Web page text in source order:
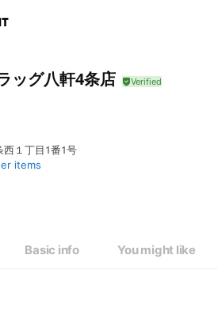
ッグ八軒4条店
西１丁目1番1号
items
Basic info You might like